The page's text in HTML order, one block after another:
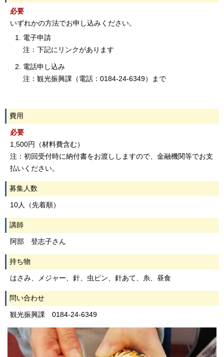
必要
いずれかの方法でお申し込みください。
電子申請
注：下記にリンクがあります
電話申し込み
注：観光振興課（電話：0184-24-6349）まで
費用
必要
1,500円（材料費含む）
注：初回受付時に納付書をお渡ししますので、金融機関等でお支
払いください。
募集人数
10人（先着順）
講師
阿部 登志子さん
持ち物
はさみ、メジャー、針、虫ピン、針あて、糸、昼食
問い合わせ
観光振興課 0184-24-6349